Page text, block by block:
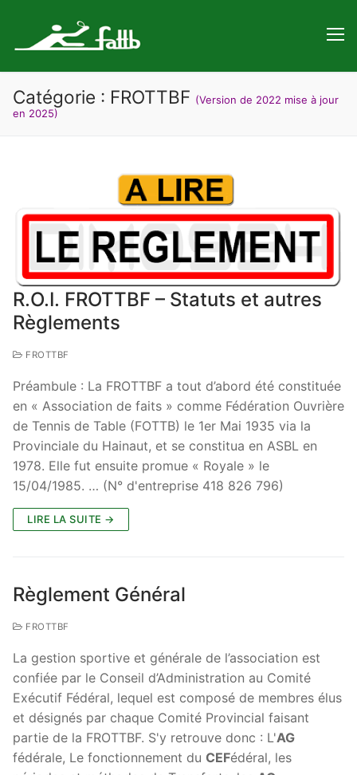
contenu
Catégorie : FROTTBF (Version de 2022 mise à jour
en 2025)
R.O.I. FROTTBF – Statuts et autres
Règlements
FROTTBF
Préambule : La FROTTBF a tout d’abord été constituée
en « Association de faits » comme Fédération Ouvrière
de Tennis de Table (FOTTB) le 1er Mai 1935 via la
Provinciale du Hainaut, et se constitua en ASBL en
1978. Elle fut ensuite promue « Royale » le
15/04/1985. … (N° d'entreprise 418 826 796)
LIRE LA SUITE →
Règlement Général
FROTTBF
La gestion sportive et générale de l’association est
confiée par le Conseil d’Administration au Comité
Exécutif Fédéral, lequel est composé de membres élus
et désignés par chaque Comité Provincial faisant
partie de la FROTTBF. S'y retrouve donc : L'AG
fédérale, Le fonctionnement du CEFédéral, les